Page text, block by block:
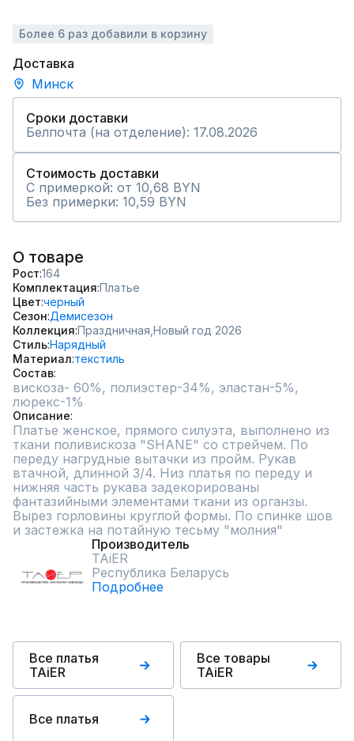
Более 6 раз добавили в корзину
Доставка
Минск
Сроки доставки
Белпочта (на отделение): 17.08.2026
Стоимость доставки
С примеркой: от 10,68 BYN
Без примерки: 10,59 BYN
О товаре
Рост 164
Комплектация Платье
Цвет черный
Сезон Демисезон
Коллекция Праздничная, Новый год 2026
СтильНарядный
Материал текстиль
Состав
вискоза- 60%, полиэстер-34%, эластан-5%,
люрекс-1%
Описание
Платье женское, прямого силуэта, выполнено из
ткани поливискоза "SHANE" со стрейчем. По
переду нагрудные вытачки из пройм. Рукав
втачной, длинной 3/4. Низ платья по переду и
нижняя часть рукава задекорированы
фантазийными элементами ткани из органзы.
Вырез горловины круглой формы. По спинке шов
и застежка на потайную тесьму "молния"
Производитель
TAiER
Республика Беларусь
Подробнее
Все платья
TAiER
Все товары
TAiER
Все платья